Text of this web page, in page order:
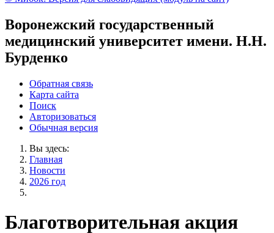
Воронежский государственный
медицинский университет имени. Н.Н.
Бурденко
Обратная связь
Карта сайта
Поиск
Авторизоваться
Обычная версия
Вы здесь:
Главная
Новости
2026 год
Благотворительная акция